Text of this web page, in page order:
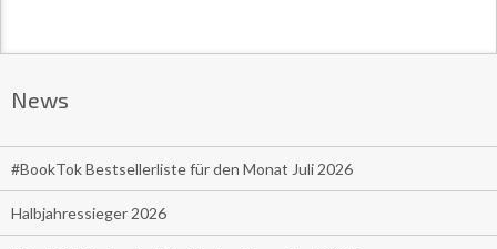
News
#BookTok Bestsellerliste für den Monat Juli 2026
Halbjahressieger 2026